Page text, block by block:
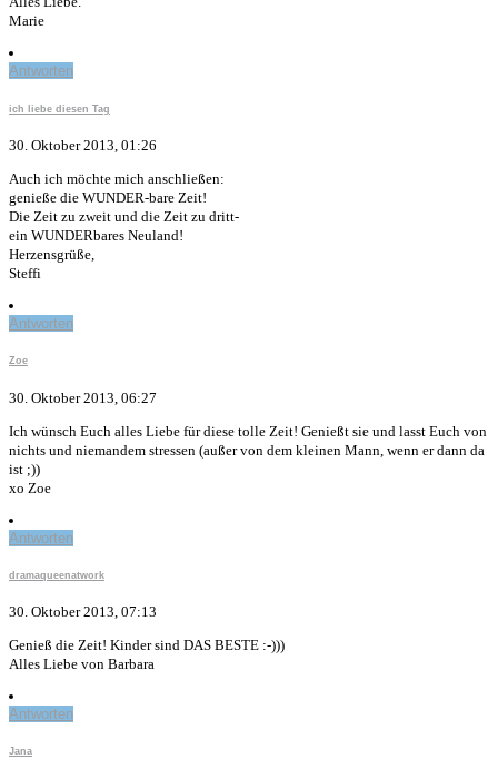
Marie
Antworten
ich liebe diesen Tag
30. Oktober 2013, 01:26
Auch ich möchte mich anschließen:
genieße die WUNDER-bare Zeit!
Die Zeit zu zweit und die Zeit zu dritt-
ein WUNDERbares Neuland!
Herzensgrüße,
Steffi
Antworten
Zoe
30. Oktober 2013, 06:27
Ich wünsch Euch alles Liebe für diese tolle Zeit! Genießt sie und lasst Euch von
nichts und niemandem stressen (außer von dem kleinen Mann, wenn er dann da
ist ;))
xo Zoe
Antworten
dramaqueenatwork
30. Oktober 2013, 07:13
Genieß die Zeit! Kinder sind DAS BESTE :-)))
Alles Liebe von Barbara
Antworten
Jana